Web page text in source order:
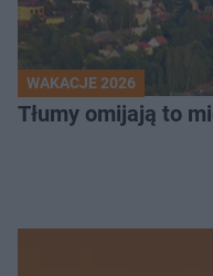
WAKACJE 2026
Tłumy omijają to